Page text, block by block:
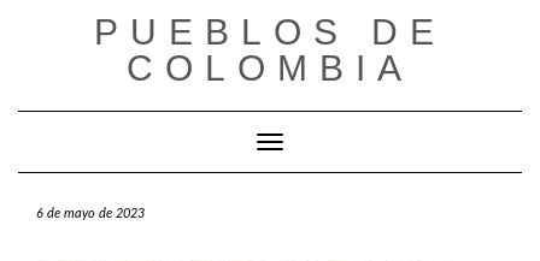
PUEBLOS DE
COLOMBIA
Cambiar modo de navegación
6 de mayo de 2023